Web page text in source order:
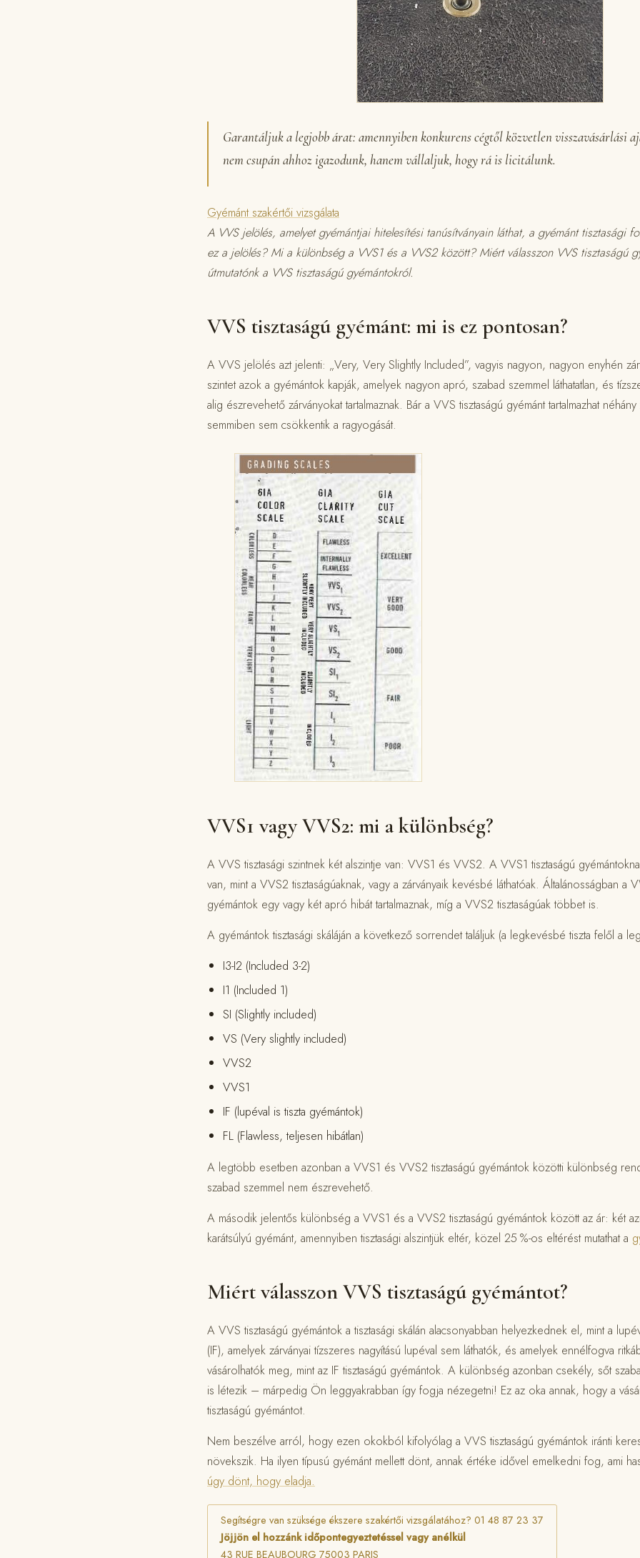
Garantáljuk a legjobb árat: amennyiben konkurens cégtől közvetlen visszavásárlási
nem csupán ahhoz igazodunk, hanem vállaljuk, hogy rá is licitálunk.
Gyémánt szakértői vizsgálata
A VVS jelölés, amelyet gyémántjai hitelesítési tanúsítványain láthat, a gyémánt tisztasági
ez a jelölés? Mi a különbség a VVS1 és a VVS2 között? Miért válasszon VVS tisztaságú
útmutatónk a VVS tisztaságú gyémántokról.
VVS tisztaságú gyémánt: mi is ez pontosan?
A VVS jelölés azt jelenti: „Very, Very Slightly Included”, vagyis nagyon, nagyon enyhén
szintet azok a gyémántok kapják, amelyek nagyon apró, szabad szemmel láthatatlan, és
alig észrevehető zárványokat tartalmaznak. Bár a VVS tisztaságú gyémánt tartalmazhat
semmiben sem csökkentik a ragyogását.
VVS1 vagy VVS2: mi a különbség?
A VVS tisztasági szintnek két alszintje van: VVS1 és VVS2. A VVS1 tisztaságú
van, mint a VVS2 tisztaságúaknak, vagy a zárványaik kevésbé láthatóak. Általánosságban a
gyémántok egy vagy két apró hibát tartalmaznak, míg a VVS2 tisztaságúak többet is.
A gyémántok tisztasági skáláján a következő sorrendet találjuk (a legkevésbé tiszta felől a
I3-I2 (Included 3-2)
I1 (Included 1)
SI (Slightly included)
VS (Very slightly included)
VVS2
VVS1
IF (lupéval is tiszta gyémántok)
FL (Flawless, teljesen hibátlan)
A legtöbb esetben azonban a VVS1 és VVS2 tisztaságú gyémántok közötti különbség
szabad szemmel nem észrevehető.
A második jelentős különbség a VVS1 és a VVS2 tisztaságú gyémántok között az ár: két
karátsúlyú gyémánt, amennyiben tisztasági alszintjük eltér, közel 25 %-os eltérést mutathat a
Miért válasszon VVS tisztaságú gyémántot?
A VVS tisztaságú gyémántok a tisztasági skálán alacsonyabban helyezkednek el, mint a
(IF), amelyek zárványai tízszeres nagyítású lupéval sem láthatók, és amelyek ennélfogva
vásárolhatók meg, mint az IF tisztaságú gyémántok. A különbség azonban csekély, sőt
is létezik – márpedig Ön leggyakrabban így fogja nézegetni! Ez az oka annak, hogy a
tisztaságú gyémántot.
Nem beszélve arról, hogy ezen okokból kifolyólag a VVS tisztaságú gyémántok iránti
növekszik. Ha ilyen típusú gyémánt mellett dönt, annak értéke idővel emelkedni fog, ami
úgy dönt, hogy eladja.
Segítségre van szüksége ékszere szakértői vizsgálatához? 01 48 87 23 37
Jöjjön el hozzánk időpontegyeztetéssel vagy anélkül
43 RUE BEAUBOURG 75003 PARIS